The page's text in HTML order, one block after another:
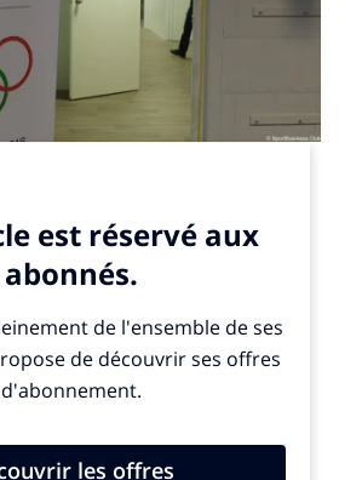
Elle doit débuter à l’occasion des
de Milan-Cortina 2026 qui se disputent
l’intégralité des
détenus par le groupe
restera active jusqu’aux Jeux des
Octobre 2025